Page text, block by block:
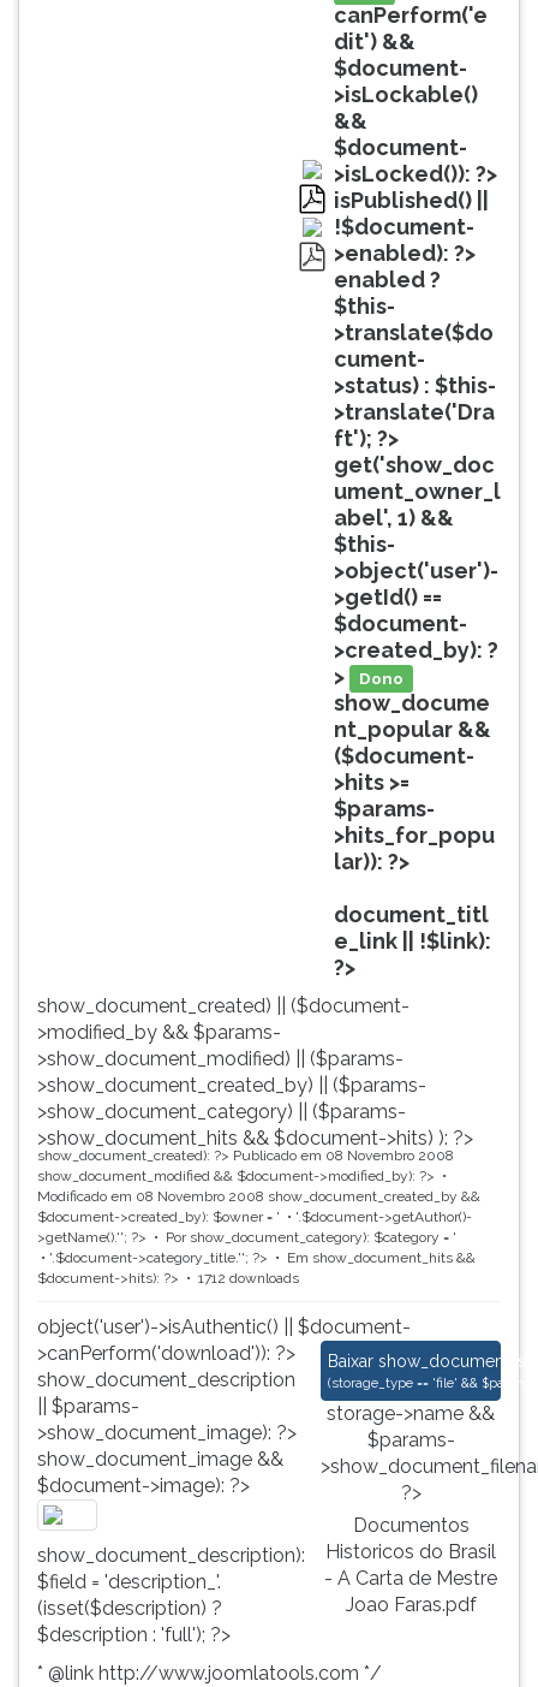
pdf
pdf
canPerform('e
dit') &&
$document-
>isLockable()
&&
$document-
>isLocked()): ?>
isPublished() ||
!$document-
>enabled): ?>
enabled ?
$this-
>translate($do
cument-
>status) : $this-
>translate('Dra
ft'); ?>
get('show_doc
ument_owner_l
abel', 1) &&
$this-
>object('user')-
>getId() ==
$document-
>created_by): ?
>
Dono
show_docume
nt_popular &&
($document-
>hits >=
$params-
>hits_for_popu
lar)): ?>
document_titl
e_link || !$link):
?>
show_document_created) || ($document-
>modified_by && $params-
>show_document_modified) || ($params-
>show_document_created_by) || ($params-
>show_document_category) || ($params-
>show_document_hits && $document->hits) ): ?>
show_document_created): ?> Publicado em 08 Novembro 2008
show_document_modified && $document->modified_by): ?>
Modificado em 08 Novembro 2008 show_document_created_by &&
$document->created_by): $owner = '
'.$document->getAuthor()-
>getName().''; ?> Por show_document_category): $category = '
'.$document->category_title.''; ?> Em show_document_hits &&
$document->hits): ?>
1712 downloads
object('user')->isAuthentic() || $document-
>canPerform('download')): ?>
Baixar Documentos
(storage_type == 'file' &&
storage->name &&
$params-
?>
Documentos
Historicos do Brasil
- A Carta de Mestre
Joao Faras.pdf
show_document_description
|| $params-
>show_document_image): ?>
show_document_image &&
$document->image): ?>
show_document_description):
$field = 'description_'.
(isset($description) ?
$description : 'full'); ?>
* @link http://www.joomlatools.com */